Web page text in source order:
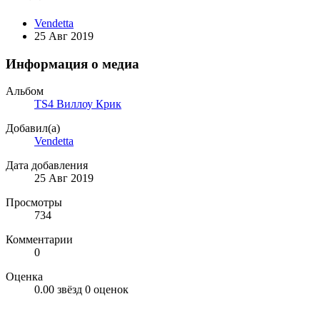
Vendetta
25 Авг 2019
Информация о медиа
Альбом
TS4 Виллоу Крик
Добавил(а)
Vendetta
Дата добавления
25 Авг 2019
Просмотры
734
Комментарии
0
Оценка
0.00 звёзд 0 оценок